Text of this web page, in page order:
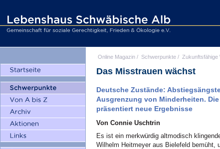
Online Magazin / Schwerpunkte / Zukunftsfähige
Das Misstrauen wächst
Deutsche Zustände:
Ausgrenzung von Minderheiten.
präsentiert neue Ergebnisse
Von Connie Uschtrin
Es ist ein merkwürdig altmodisch
Wilhelm Heitmeyer aus Bielefeld bemüht,